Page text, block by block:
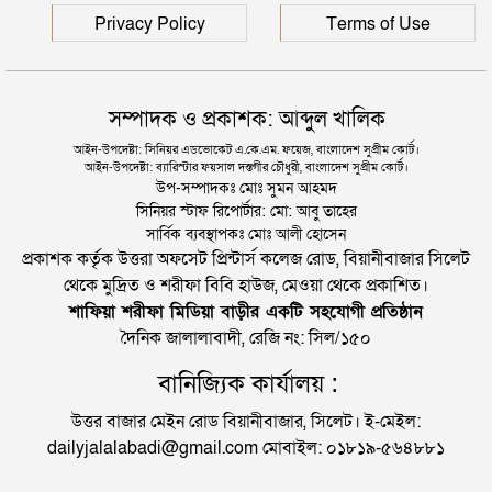
Privacy Policy Terms of Use
সম্পাদক ও প্রকাশক: আব্দুল খালিক
আইন-উপদেষ্টা: সিনিয়র এডভোকেট এ.কে.এম. ফয়েজ, বাংলাদেশ সুপ্রীম কোর্ট।
আইন-উপদেষ্টা: ব্যারিস্টার ফয়সাল দস্তগীর চৌধুরী, বাংলাদেশ সুপ্রীম কোর্ট।
উপ-সম্পাদকঃ মোঃ সুমন আহমদ
সিনিয়র স্টাফ রিপোর্টার: মো: আবু তাহের
সার্বিক ব্যবস্থাপকঃ মোঃ আলী হোসেন
প্রকাশক কর্তৃক উত্তরা অফসেট প্রিন্টার্স কলেজ রোড, বিয়ানীবাজার সিলেট
থেকে মুদ্রিত ও শরীফা বিবি হাউজ, মেওয়া থেকে প্রকাশিত।
শাফিয়া শরীফা মিডিয়া বাড়ীর একটি সহযোগী প্রতিষ্ঠান
দৈনিক জালালাবাদী, রেজি নং: সিল/১৫০
বানিজ্যিক কার্যালয় :
উত্তর বাজার মেইন রোড বিয়ানীবাজার, সিলেট। ই-মেইল:
dailyjalalabadi@gmail.com মোবাইল: ০১৮১৯-৫৬৪৮৮১